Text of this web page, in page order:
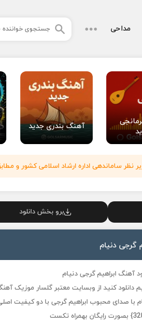
مداحی
آهنگ بندری جدید
ساماندهی اداره ارشاد اسلامی کشور و
برو بخش دانلود
گرجی دنیام
آهنگ ابراهیم گرجی دنیام
دانلود کنید از وبسایت معتبر گلسار موزیک
با صدای محبوب ابراهیم گرجی با دو کیفیت